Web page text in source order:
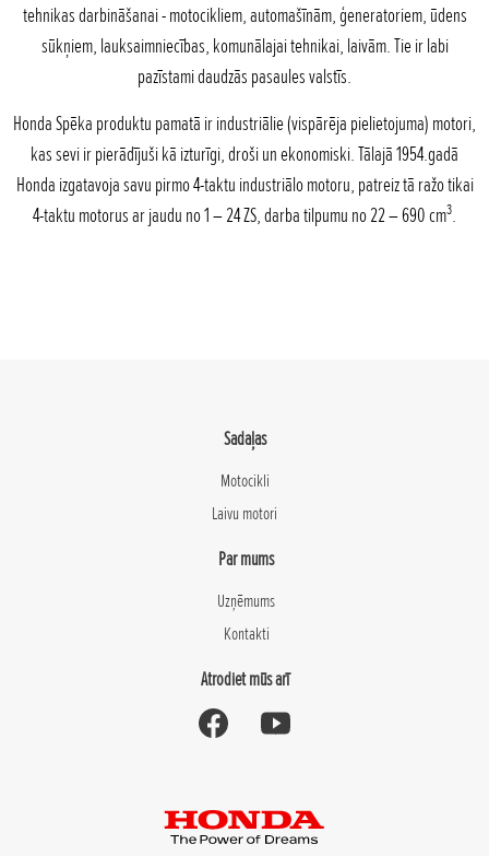
tehnikas darbināšanai - motocikliem, automašīnām, ģeneratoriem, ūdens
sūkņiem, lauksaimniecības, komunālajai tehnikai, laivām. Tie ir labi
pazīstami daudzās pasaules valstīs.
Honda Spēka produktu pamatā ir industriālie (vispārēja pielietojuma) motori,
kas sevi ir pierādījuši kā izturīgi, droši un ekonomiski. Tālajā 1954.gadā
Honda izgatavoja savu pirmo 4-taktu industriālo motoru, patreiz tā ražo tikai
4-taktu motorus ar jaudu no 1 – 24 ZS, darba tilpumu no 22 – 690 cm3.
Sadaļas
Motocikli
Laivu motori
Par mums
Uzņēmums
Kontakti
Atrodiet mūs arī